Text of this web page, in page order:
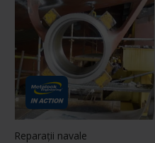
Reparaţii navale